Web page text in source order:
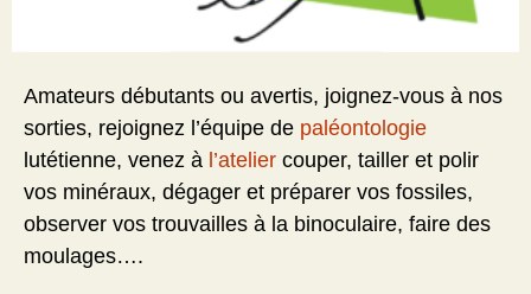
Amateurs débutants ou avertis, joignez-vous à nos
sorties, rejoignez l’équipe de paléontologie
lutétienne, venez à l’atelier couper, tailler et polir
vos minéraux, dégager et préparer vos fossiles,
observer vos trouvailles à la binoculaire, faire des
moulages….